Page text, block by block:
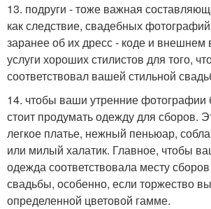
13. подруги - тоже важная
как следствие, свадебных
заранее об их дресс - коде и внешнем
услуги хороших стилистов для того,
соответствовал вашей стильной
14. чтобы ваши утренние
стоит продумать одежду для сборов.
легкое платье, нежный пеньюар,
или милый халатик. Главное, чтобы
одежда соответствовала месту
свадьбы, особенно, если торжество
определенной цветовой гамме.